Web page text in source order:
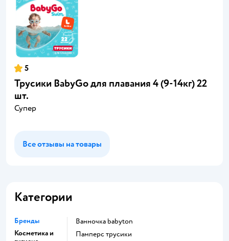
5
Трусики BabyGo для плавания 4 (9-14кг) 22
шт.
Супер
Все отзывы на товары
Категории
Бренды
Косметика и
ванночка babyton
памперс трусики